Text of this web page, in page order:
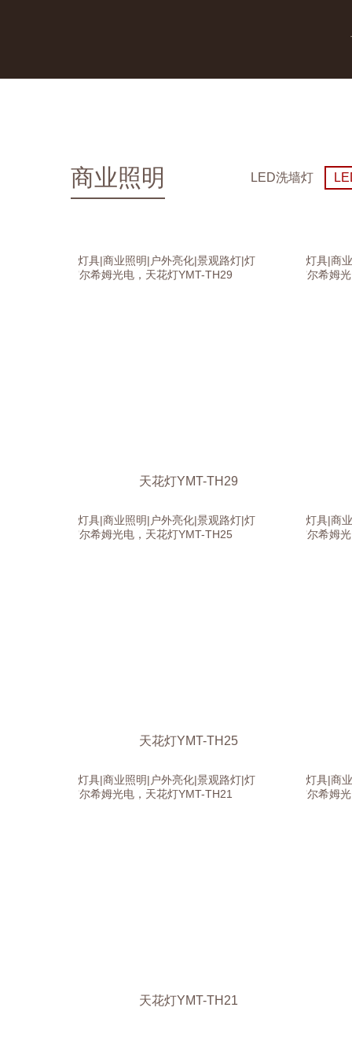
商业照明 LED洗墙灯
天花灯YMT-TH29
天花灯YMT-TH25
天花灯YMT-TH21